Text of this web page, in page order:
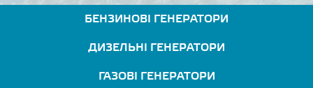
БЕНЗИНОВІ ГЕНЕРАТОРИ
ДИЗЕЛЬНІ ГЕНЕРАТОРИ
ГАЗОВІ ГЕНЕРАТОРИ